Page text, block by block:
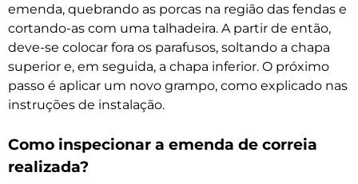
emenda, quebrando as porcas na região das fendas e
cortando-as com uma talhadeira. A partir de então,
deve-se colocar fora os parafusos, soltando a chapa
superior e, em seguida, a chapa inferior. O próximo
passo é aplicar um novo grampo, como explicado nas
instruções de instalação.
Como inspecionar a emenda de correia
realizada?